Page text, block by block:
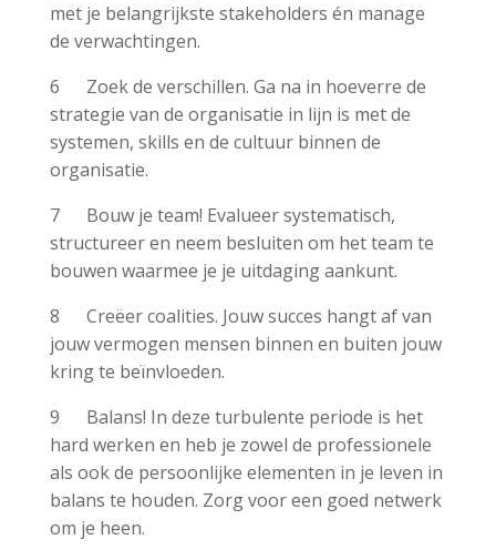
met je belangrijkste stakeholders én manage
de verwachtingen.
6 Zoek de verschillen. Ga na in hoeverre de
strategie van de organisatie in lijn is met de
systemen, skills en de cultuur binnen de
organisatie.
7 Bouw je team! Evalueer systematisch,
structureer en neem besluiten om het team te
bouwen waarmee je je uitdaging aankunt.
8 Creëer coalities. Jouw succes hangt af van
jouw vermogen mensen binnen en buiten jouw
kring te beïnvloeden.
9 Balans! In deze turbulente periode is het
hard werken en heb je zowel de professionele
als ook de persoonlijke elementen in je leven in
balans te houden. Zorg voor een goed netwerk
om je heen.